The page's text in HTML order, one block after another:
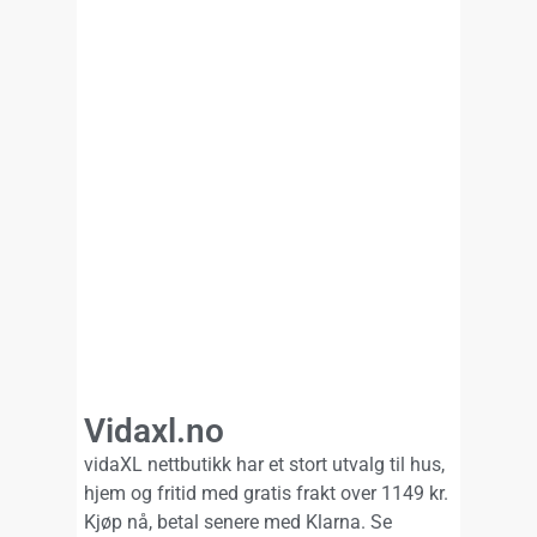
Vidaxl.no
vidaXL nettbutikk har et stort utvalg til hus,
hjem og fritid med gratis frakt over 1149 kr.
Kjøp nå, betal senere med Klarna. Se